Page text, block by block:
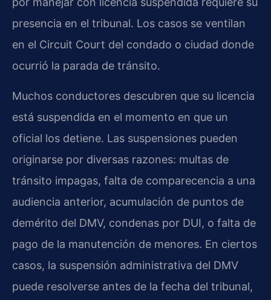
presencia en el tribunal. Los casos se ventilan
en el Circuit Court del condado o ciudad donde
ocurrió la parada de tránsito.
Muchos conductores descubren que su licencia
está suspendida en el momento en que un
oficial los detiene. Las suspensiones pueden
originarse por diversas razones: multas de
tránsito impagas, falta de comparecencia a una
audiencia anterior, acumulación de puntos de
demérito del DMV, condenas por DUI, o falta de
pago de la manutención de menores. En ciertos
casos, la suspensión administrativa del DMV
puede resolverse antes de la fecha del tribunal,